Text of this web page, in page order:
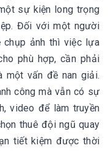
sự kiện long trọng
Đối với một người
chụp ảnh thì việc lựa
phù hợp, cần phải
một vấn đề nan giải.
công mà vẫn có sự
video để làm truyền
thuê đội ngũ quay
tiết kiệm được thời